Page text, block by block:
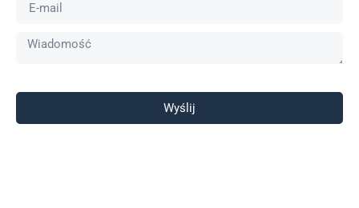
Wyślij